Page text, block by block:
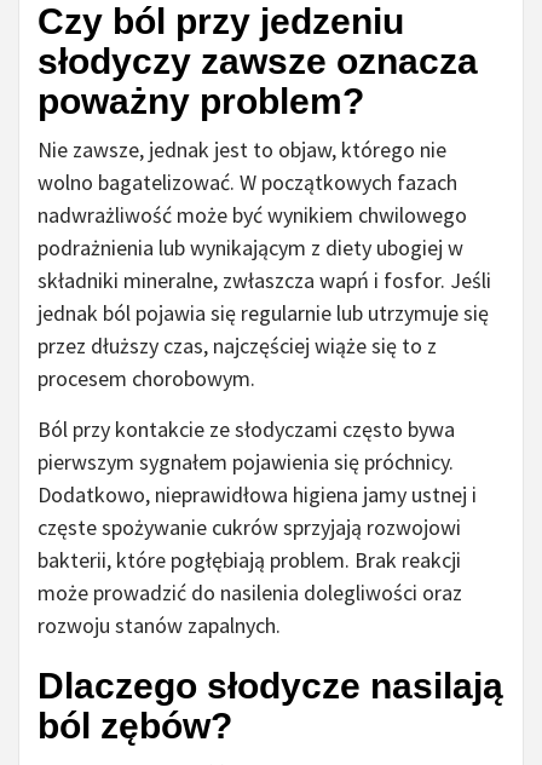
Czy ból przy jedzeniu
słodyczy zawsze oznacza
poważny problem?
Nie zawsze, jednak jest to objaw, którego nie
wolno bagatelizować. W początkowych fazach
nadwrażliwość może być wynikiem chwilowego
podrażnienia lub wynikającym z diety ubogiej w
składniki mineralne, zwłaszcza wapń i fosfor. Jeśli
jednak ból pojawia się regularnie lub utrzymuje się
przez dłuższy czas, najczęściej wiąże się to z
procesem chorobowym.
Ból przy kontakcie ze słodyczami często bywa
pierwszym sygnałem pojawienia się próchnicy.
Dodatkowo, nieprawidłowa higiena jamy ustnej i
częste spożywanie cukrów sprzyjają rozwojowi
bakterii, które pogłębiają problem. Brak reakcji
może prowadzić do nasilenia dolegliwości oraz
rozwoju stanów zapalnych.
Dlaczego słodycze nasilają
ból zębów?